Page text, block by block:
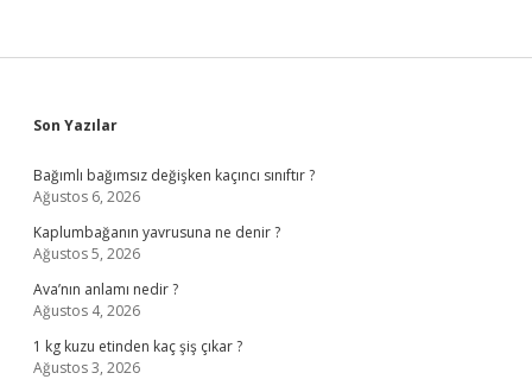
Sidebar
Son Yazılar
Bağımlı bağımsız değişken kaçıncı sınıftır ?
Ağustos 6, 2026
Kaplumbağanın yavrusuna ne denir ?
Ağustos 5, 2026
Ava’nın anlamı nedir ?
Ağustos 4, 2026
1 kg kuzu etinden kaç şiş çıkar ?
Ağustos 3, 2026